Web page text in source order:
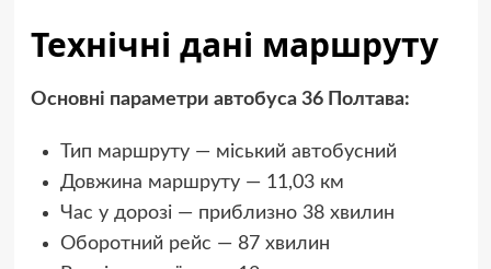
Технічні дані маршруту
Основні параметри автобуса 36 Полтава:
Тип маршруту — міський автобусний
Довжина маршруту — 11,03 км
Час у дорозі — приблизно 38 хвилин
Оборотний рейс — 87 хвилин